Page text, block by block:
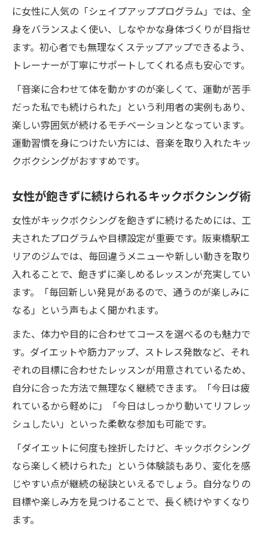
に女性に人気の「シェイプアッププログラム」では、全
身をバランスよく使い、しなやかな身体づくりが目指せ
ます。初心者でも無理なくステップアップできるよう、
トレーナーが丁寧にサポートしてくれる点も安心です。
「音楽に合わせて体を動かすのが楽しくて、運動が苦手
だった私でも続けられた」という利用者の実例もあり、
楽しい雰囲気が続けるモチベーションとなっています。
運動習慣を身につけたい方には、音楽を取り入れたキッ
クボクシングがおすすめです。
女性が飽きずに続けられるキックボクシング術
女性がキックボクシングを飽きずに続けるためには、工
夫されたプログラムや目標設定が重要です。阪東橋駅エ
リアのジムでは、毎回違うメニューや新しい動きを取り
入れることで、飽きずに楽しめるレッスンが充実してい
ます。「毎回新しい発見があるので、通うのが楽しみに
なる」という声もよく聞かれます。
また、体力や目的に合わせてコースを選べるのも魅力で
す。ダイエットや筋力アップ、ストレス発散など、それ
ぞれの目標に合わせたレッスンが用意されているため、
自分に合った方法で無理なく継続できます。「今日は疲
れているから軽めに」「今日はしっかり動いてリフレッ
シュしたい」といった柔軟な参加も可能です。
「ダイエットに何度も挫折したけど、キックボクシング
なら楽しく続けられた」という体験談もあり、変化を感
じやすい点が継続の秘訣といえるでしょう。自分なりの
目標や楽しみ方を見つけることで、長く続けやすくなり
ます。